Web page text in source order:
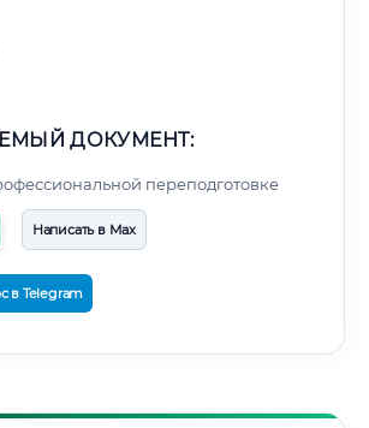
ДОКУМЕНТ:
переподготовке
Написать в Max
в Telegram